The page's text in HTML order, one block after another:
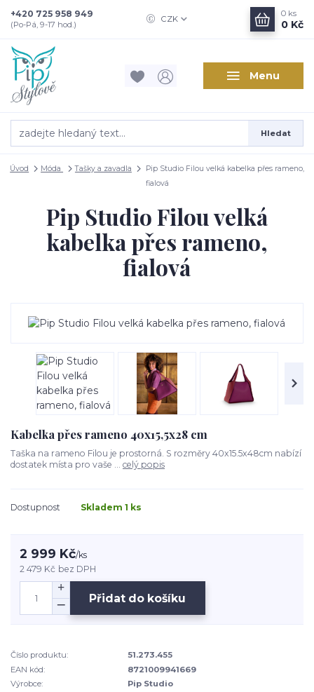
Menu
CZK
Hledat
+420 725 958 949
(Po-Pá, 9-17 hod.)
0 ks
0 Kč
Úvod Móda Tašky a zavadla
Pip Studio Filou velká kabelka přes rameno,
fialová
Pip Studio Filou velká
kabelka přes rameno,
fialová
Kabelka přes rameno 40x15,5x28 cm
Taška na rameno Filou je prostorná. S rozměry 40x15.5x48cm nabízí
dostatek místa pro vaše ... celý popis
Dostupnost Skladem 1 ks
2 999 Kč/ks
2 479 Kč bez DPH
Přidat do košíku
Číslo produktu:
51.273.455
EAN kód:
8721009941669
Výrobce:
Pip Studio